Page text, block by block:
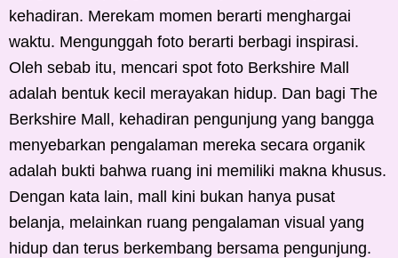
kehadiran. Merekam momen berarti menghargai
waktu. Mengunggah foto berarti berbagi inspirasi.
Oleh sebab itu, mencari spot foto Berkshire Mall
adalah bentuk kecil merayakan hidup. Dan bagi The
Berkshire Mall, kehadiran pengunjung yang bangga
menyebarkan pengalaman mereka secara organik
adalah bukti bahwa ruang ini memiliki makna khusus.
Dengan kata lain, mall kini bukan hanya pusat
belanja, melainkan ruang pengalaman visual yang
hidup dan terus berkembang bersama pengunjung.